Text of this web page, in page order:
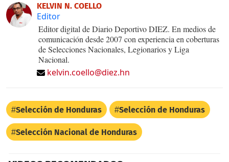
KELVIN N. COELLO
Editor
Editor digital de Diario Deportivo DIEZ. En medios de
comunicación desde 2007 con experiencia en coberturas
de Selecciones Nacionales, Legionarios y Liga
Nacional.
kelvin.coello@diez.hn
Selección de Honduras Selección de Honduras
Selección Nacional de Honduras